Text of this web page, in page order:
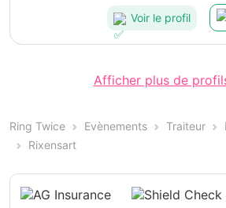
Voir le profil
Afficher plus de
Ring Twice Evènements Traiteur
Rixensart